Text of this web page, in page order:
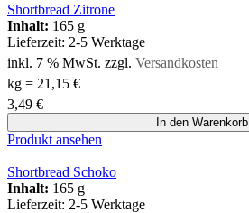
Shortbread Zitrone
Inhalt: 165 g
Lieferzeit: 2-5 Werktage
inkl. 7 % MwSt. zzgl. Versandkosten
kg = 21,15 €
3,49 €
In den Warenkorb
Produkt ansehen
Shortbread Schoko
Inhalt: 165 g
Lieferzeit: 2-5 Werktage